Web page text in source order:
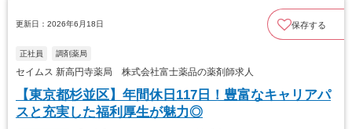
更新日：2026年6月18日 保存する
正社員 調剤薬局
セイムス 新高円寺薬局 株式会社富士薬品の薬剤師求人
【東京都杉並区】年間休日117日！豊富なキャリアパ
スと充実した福利厚生が魅力◎